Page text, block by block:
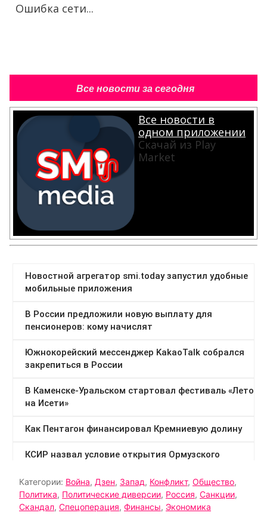
Ошибка сети...
Все новости за сегодня
Все новости в
одном приложении
Скачай из Play
Market
Категории: Война, Дзен, Запад, Конфликт, Общество,
Политика, Политические диверсии, Россия, Санкции,
Скандал, Спецоперация, Финансы, Экономика